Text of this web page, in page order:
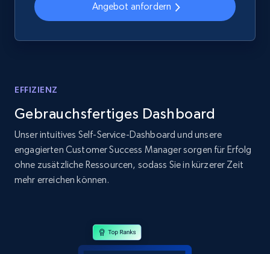
Angebot anfordern
EFFIZIENZ
Gebrauchsfertiges Dashboard
Unser intuitives Self-Service-Dashboard und unsere
engagierten Customer Success Manager sorgen für Erfolg
ohne zusätzliche Ressourcen, sodass Sie in kürzerer Zeit
mehr erreichen können.